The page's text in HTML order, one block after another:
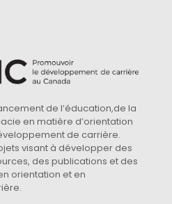
de l’éducation,de la
en matière d’orientation
de carrière.
visant à développer des
des publications et des
orientation et en